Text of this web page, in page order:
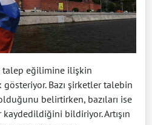
talep eğilimine ilişkin
Bazı şirketler talebin
belirtirken, bazıları ise
kaydedildiğini bildiriyor. Artışın